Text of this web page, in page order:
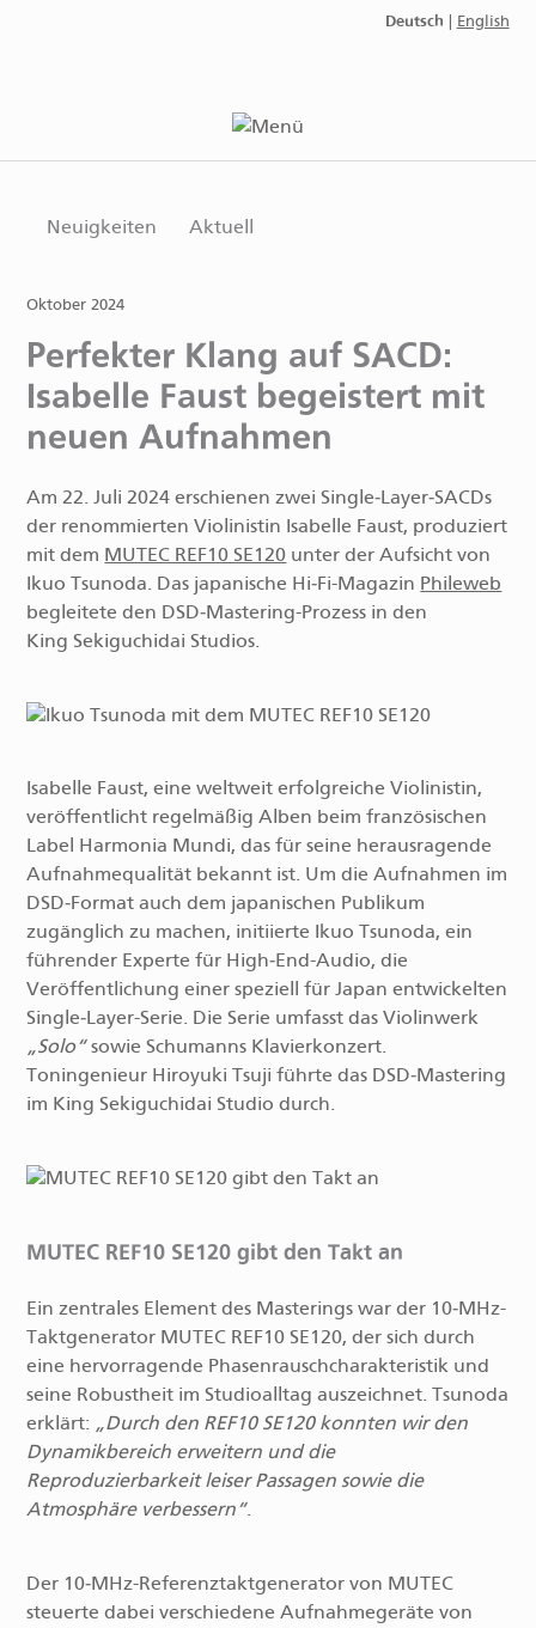
Deutsch English
Neuigkeiten Aktuell
Oktober 2024
Perfekter Klang auf SACD:
Isabelle Faust begeistert mit
neuen Aufnahmen
Am 22. Juli 2024 erschienen zwei Single‑Layer‑SACDs
der renommierten Violinistin Isabelle Faust, produziert
mit dem MUTEC REF10 SE120 unter der Aufsicht von
Ikuo Tsunoda. Das japanische Hi‑Fi-Magazin Phileweb
begleitete den DSD‑Mastering-Prozess in den
King Sekiguchidai Studios.
Isabelle Faust, eine weltweit erfolgreiche Violinistin,
veröffentlicht regelmäßig Alben beim französischen
Label Harmonia Mundi, das für seine herausragende
Aufnahmequalität bekannt ist. Um die Aufnahmen im
DSD‑Format auch dem japanischen Publikum
zugänglich zu machen, initiierte Ikuo Tsunoda, ein
führender Experte für High‑End-Audio, die
Veröffentlichung einer speziell für Japan entwickelten
Single‑Layer-Serie. Die Serie umfasst das Violinwerk
Solo sowie Schumanns Klavierkonzert.
Toningenieur Hiroyuki Tsuji führte das DSD‑Mastering
im King Sekiguchidai Studio durch.
MUTEC REF10 SE120 gibt den Takt an
Ein zentrales Element des Masterings war der 10‑MHz-
Taktgenerator MUTEC REF10 SE120, der sich durch
eine hervorragende Phasenrauschcharakteristik und
seine Robustheit im Studioalltag auszeichnet. Tsunoda
erklärt:
Durch den REF10 SE120 konnten wir den
Dynamikbereich erweitern und die
Reproduzierbarkeit leiser Passagen sowie die
Atmosphäre verbessern .
Der 10‑MHz-Referenztaktgenerator von MUTEC
steuerte dabei verschiedene Aufnahmegeräte von